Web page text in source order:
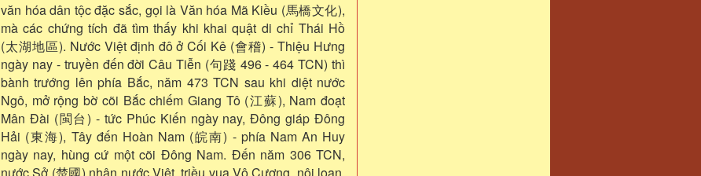
văn hóa dân tộc đặc sắc, gọi là Văn hóa Mã Kiều (馬橋文化),
mà các chứng tích đã tìm thấy khi khai quật di chỉ Thái Hồ
(太湖地區). Nước Việt định đô ở Cối Kê (會稽) - Thiệu Hưng
ngày nay - truyền đến đời Câu Tiễn (句踐 496 - 464 TCN) thì
bành trướng lên phía Bắc, năm 473 TCN sau khi diệt nước
Ngô, mở rộng bờ cõi Bắc chiếm Giang Tô (江蘇), Nam đoạt
Mân Đài (閩台) - tức Phúc Kiến ngày nay, Đông giáp Đông
Hải (東海), Tây đến Hoàn Nam (皖南) - phía Nam An Huy
ngày nay, hùng cứ một cõi Đông Nam. Đến năm 306 TCN,
nước Sở (楚國) nhân nước Việt, triều vua Vô Cương, nội loạn,